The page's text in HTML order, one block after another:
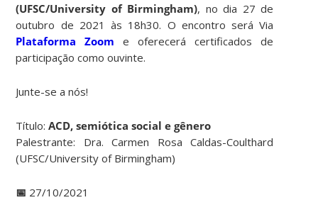
(UFSC/University of Birmingham), no dia 27 de
outubro de 2021 às 18h30. O encontro será Via
Plataforma Zoom e oferecerá certificados de
participação como ouvinte.
Junte-se a nós!
Título:ACD, semiótica social e gênero
Palestrante: Dra. Carmen Rosa Caldas-Coulthard
(UFSC/University of Birmingham)
📅 27/10/2021